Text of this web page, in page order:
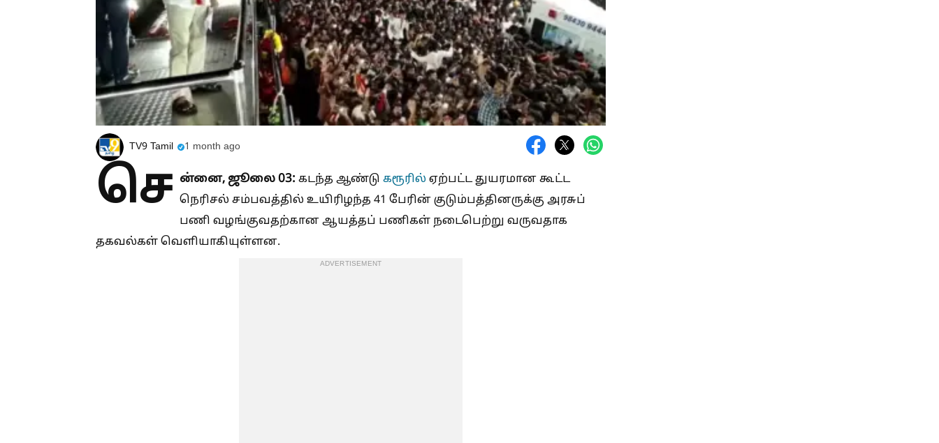
TV9 Tamil 1 month ago
செ ன்னை, ஜூலை 03: கடந்த ஆண்டு கரூரில் ஏற்பட்ட துயரமான கூட்ட
நெரிசல் சம்பவத்தில் உயிரிழந்த 41 பேரின் குடும்பத்தினருக்கு அரசுப்
பணி வழங்குவதற்கான ஆயத்தப் பணிகள் நடைபெற்று வருவதாக
தகவல்கள் வெளியாகியுள்ளன.
ADVERTISEMENT